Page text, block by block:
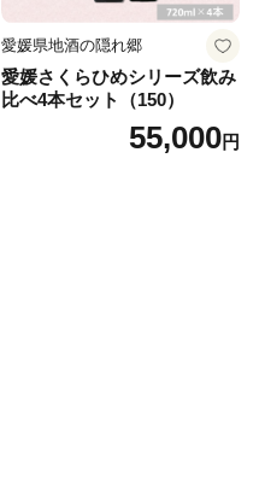
愛媛県地酒の隠れ郷
愛媛さくらひめシリーズ飲み
比べ4本セット（150）
55,000円